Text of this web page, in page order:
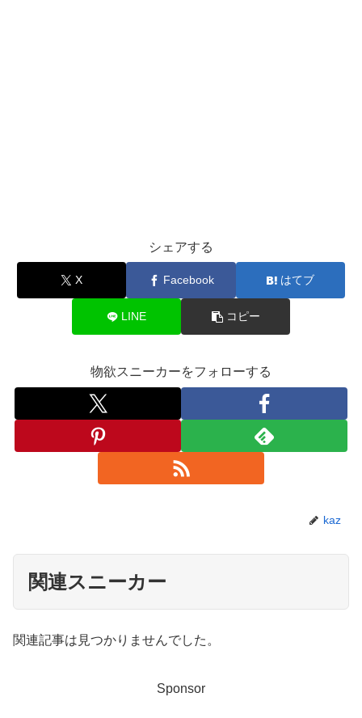
シェアする
X Facebook はてブ
LINE コピー
物欲スニーカーをフォローする
kaz
関連スニーカー
関連記事は見つかりませんでした。
Sponsor